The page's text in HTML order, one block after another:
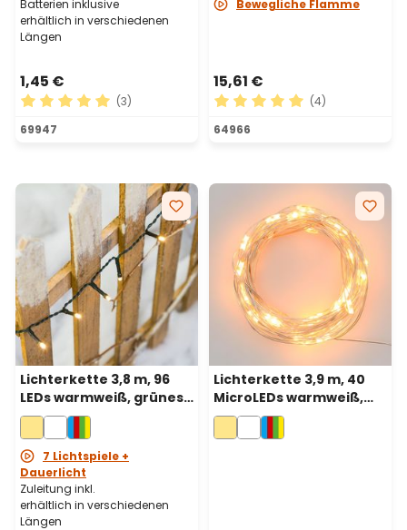
Batterien inklusive
erhältlich in verschiedenen
Längen
1,45 €
Durchschnittliche Bewertung von 5 von 5 Sternen
(3)
69947
Bewegliche Flamme
15,61 €
Durchschnittliche
(4)
64966
Lichterkette 3,8 m, 96
LEDs warmweiß, grünes
Kabel,
batteriebetrieben
7 Lichtspiele +
Dauerlicht
Zuleitung inkl.
erhältlich in verschiedenen
Längen
Lichterkette 3,9 m, 40
MicroLEDs warmweiß,
Silberdraht,
batteriebetrieben